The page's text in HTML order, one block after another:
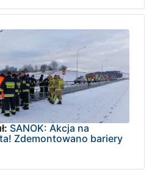
SANOK: Akcja na
Zdemontowano bariery